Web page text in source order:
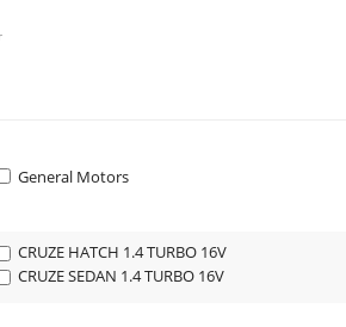
General Motors
CRUZE HATCH 1.4 TURBO 16V
CRUZE SEDAN 1.4 TURBO 16V